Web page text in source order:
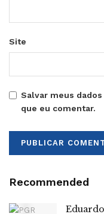
Site
Salvar meus
que eu comentar.
Recommended